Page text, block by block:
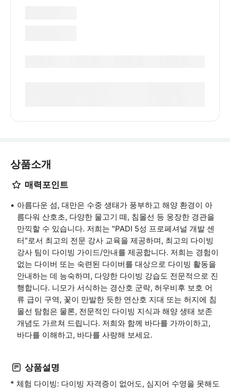
상품소개
매력포인트
아름다운 섬, 대만은 수중 생태가 풍부하고 해양 환경이 아
름다워 산호초, 다양한 물고기 떼, 침몰선 등 웅장한 경관을
만끽할 수 있습니다. 저희는 "PADI 5성 프로페셔널 개발 센
터"로서 최고의 전문 강사 교육을 제공하며, 최고의 다이빙
강사 팀이 다이빙 가이드/안내를 제공합니다. 저희는 경험이
없는 다이버 또는 숙련된 다이버를 대상으로 다이빙 활동을
안내하는 데 능숙하며, 다양한 다이빙 강습도 전문적으로 진
행합니다. 니모가 서식하는 경산호 군락, 허우비후 보호 어
류 급이 구역, 꽃이 만발한 듯한 연산호 지대 또는 허지에 침
몰선 탐험은 물론, 전문적인 다이빙 지식과 해양 생태 보존
개념도 가르쳐 드립니다. 저희와 함께 바다를 가까이하고,
바다를 이해하고, 바다를 사랑해 보세요.
상품설명
* 체험 다이빙: 다이빙 자격증이 없어도, 심지어 수영을 못해도